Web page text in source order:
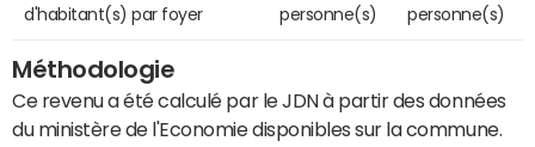
d'habitant(s) par foyer
personne(s)
personne(s)
Méthodologie
Ce revenu a été calculé par le JDN à partir des données
du ministère de l'Economie disponibles sur la commune.